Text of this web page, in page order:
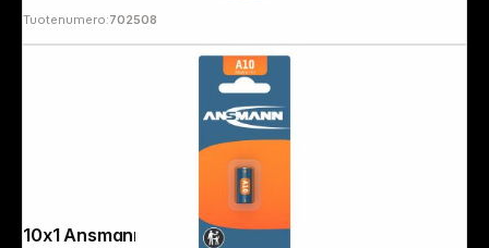
Tuotenumero:702508
10x1 Ansmann A 10 LR 10